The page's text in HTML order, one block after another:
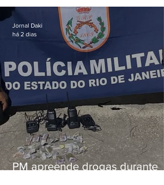
em Vaz Lobo
PM apreende drogas durante
Jornal Daki
há 2 dias